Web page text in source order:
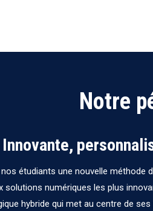
Notre
Innovante,
étudiants une nouvelle méthode
solutions numériques les plus
hybride qui met au centre de